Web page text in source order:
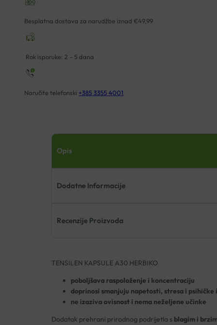
količina
Besplatna dostava za narudžbe iznad €49,99
Rok isporuke: 2 – 5 dana
Naručite telefonski +385 3355 4001
Opis
Dodatne Informacije
Recenzije Proizvoda
TENSILEN KAPSULE A30 HERBIKO
poboljšava raspoloženje i koncentraciju
doprinosi smanjuju napetosti, stresa i psihičke
ne izaziva ovisnost i nema neželjene učinke
Dodatak prehrani prirodnog podrijetla s blagim i